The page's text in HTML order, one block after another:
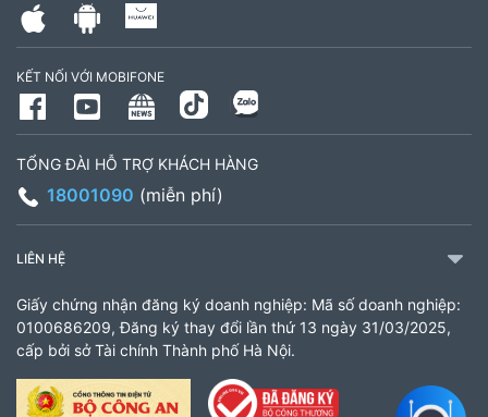
KẾT NỐI VỚI MOBIFONE
TỔNG ĐÀI HỖ TRỢ KHÁCH HÀNG
18001090 (miễn phí)
LIÊN HỆ
Giấy chứng nhận đăng ký doanh nghiệp: Mã số doanh nghiệp:
0100686209, Đăng ký thay đổi lần thứ 13 ngày 31/03/2025,
cấp bởi sở Tài chính Thành phố Hà Nội.